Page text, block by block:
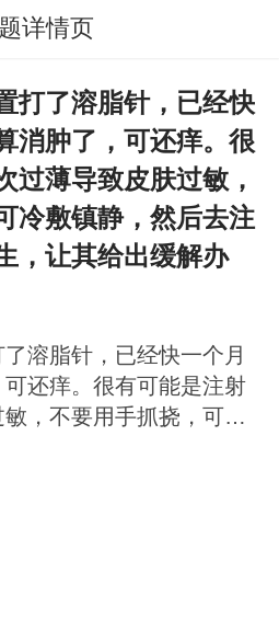
详情页
打了溶脂针，已经快
消肿了，可还痒。很
过薄导致皮肤过敏，
冷敷镇静，然后去注
，让其给出缓解办
溶脂针，已经快一个月
还痒。很有可能是注射
，不要用手抓挠，可冷
构找注射医生，让其给